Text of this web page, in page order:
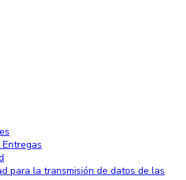
para la transmisión de datos de las